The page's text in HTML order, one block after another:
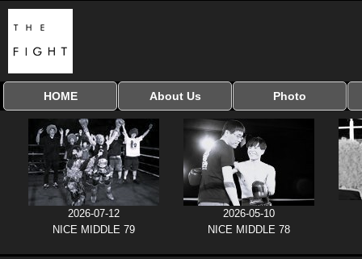
HOME
全興行を表示
ナイスミドル
アマチュアキック
協議会
全日本学生キック
建武館キッズ大会
Bigbang
おやじファイト
About Us
当サイトについて
はじめての方へ
Photo
2026-07-12
NICE MIDDLE 79
2026-05-10
NICE MIDDLE 78